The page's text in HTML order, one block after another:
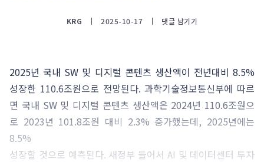
KRG 2025-10-17 댓글 남기기
2025년 국내 SW 및 디지털 콘텐츠 생산액이 전년대비 8.5%
성장한 110.6조원으로 전망된다. 과학기술정보통신부에 따르
면 국내 SW 및 디지털 콘텐츠 생산액은 2024년 110.6조원으
로 2023년 101.8조원 대비 2.3% 증가했는데, 2025년에는
8.5%
성장할 것으로 예측된다. 새정부 들어서 AI 및 데이터센터 투자